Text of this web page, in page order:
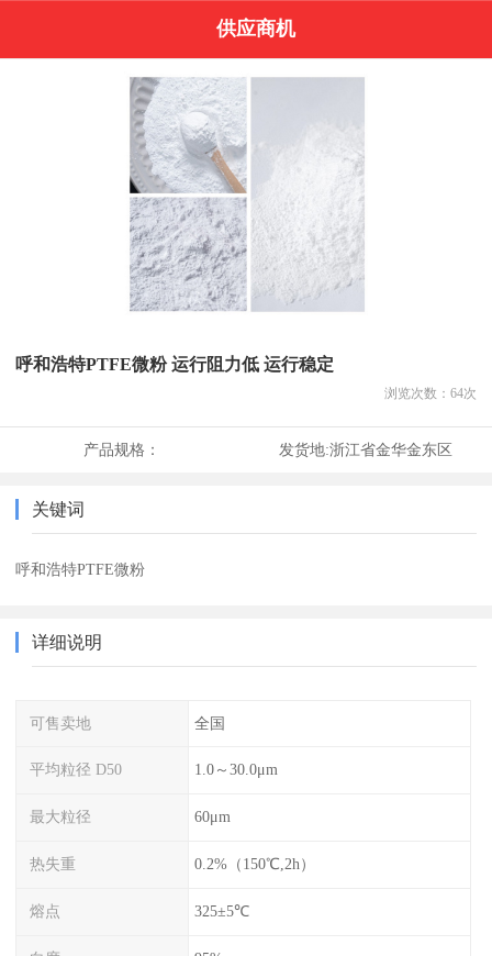
供应商机
呼和浩特PTFE微粉 运行阻力低 运行稳定
浏览次数： 64次
产品规格： 发货地:浙江省金华金东区
关键词
呼和浩特PTFE微粉
详细说明
可售卖地 全国
平均粒径 D50 1.0～30.0μm
最大粒径 60μm
热失重 0.2%（150℃,2h）
熔点 325±5℃